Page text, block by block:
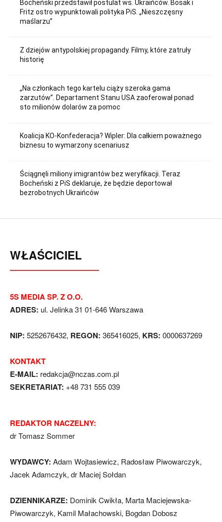
Bocheński przedstawił postulat ws. Ukraińców. Bosak i
Fritz ostro wypunktowali polityka PiS. „Nieszczęsny
maślarzu”
Z dziejów antypolskiej propagandy. Filmy, które zatruły
historię
„Na członkach tego kartelu ciąży szeroka gama
zarzutów”. Departament Stanu USA zaoferował ponad
sto milionów dolarów za pomoc
Koalicja KO-Konfederacja? Wipler: Dla całkiem poważnego
biznesu to wymarzony scenariusz
Ściągnęli miliony imigrantów bez weryfikacji. Teraz
Bocheński z PiS deklaruje, że będzie deportował
bezrobotnych Ukraińców
WŁAŚCICIEL
5S MEDIA SP. Z O.O.
ADRES: ul. Jelinka 31 01-646 Warszawa
NIP: 5252676432, REGON: 365416025, KRS: 0000637269
KONTAKT
E-MAIL: redakcja@nczas.com.pl
SEKRETARIAT: +48 731 555 039
REDAKTOR NACZELNY:
dr Tomasz Sommer
WYDAWCY: Adam Wojtasiewicz, Radosław Piwowarczyk,
Jacek Adamczyk, dr Maciej Sołdan
DZIENNIKARZE: Dominik Cwikła, Marta Maciejewska-
Piwowarczyk, Kamil Małachowski, Bogdan Dobosz